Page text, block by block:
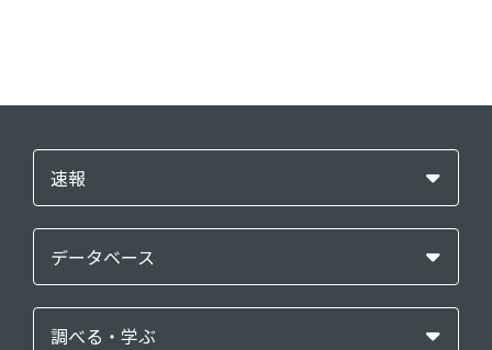
速報
データベース
調べる・学ぶ